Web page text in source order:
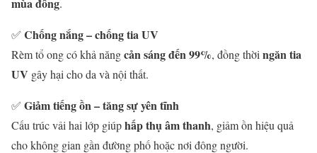
.
✅ Chống nắng – chống tia UV
Rèm tổ ong có khả năngcản sáng đến 99%, đồng thời ngăn tia
UV gây hại cho da và nội thất.
✅ Giảm tiếng ồn – tăng sự yên tĩnh
Cấu trúc vải hai lớp giúphấp thụ âm thanh, giảm ồn hiệu quả
cho không gian gần đường phố hoặc nơi đông người.